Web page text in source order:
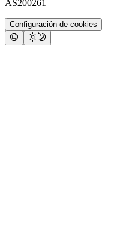
AS200261
Configuración de cookies